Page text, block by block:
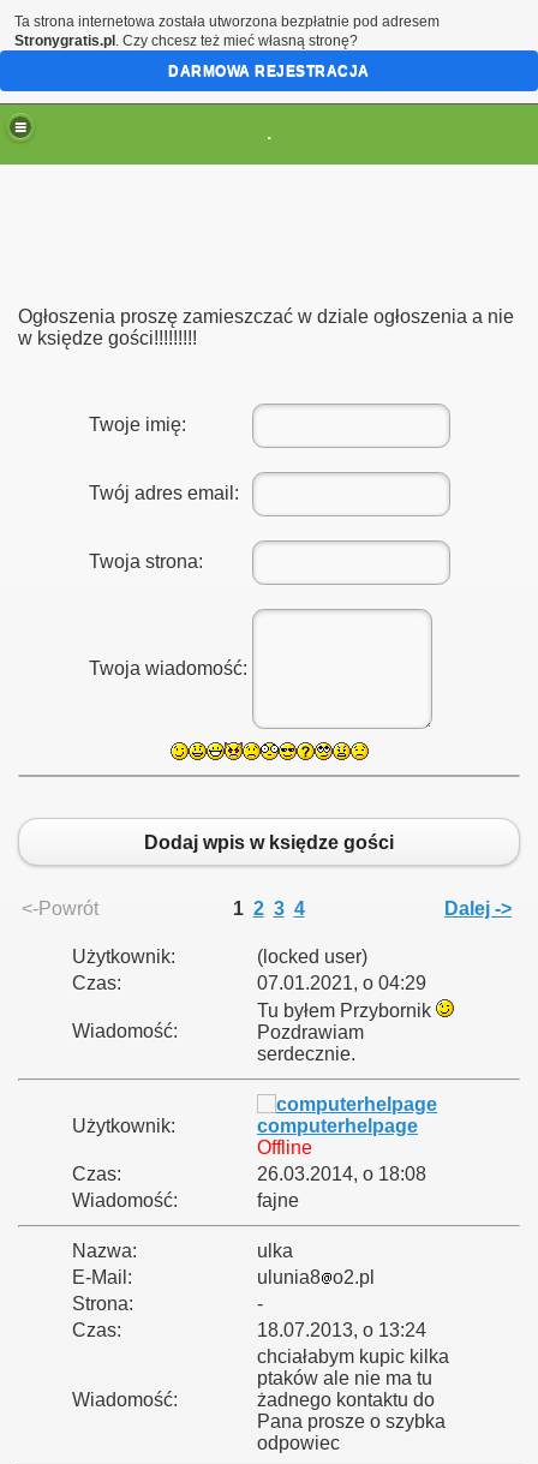
.
Ogłoszenia proszę zamieszczać w dziale ogłoszenia a nie
w księdze gości!!!!!!!!!
Twoje imię:
Twój adres email:
Twoja strona:
Twoja wiadomość:
Dodaj wpis w księdze gości
<-Powrót 1 2 3 4 Dalej ->
Użytkownik:
(locked user)
Czas:
07.01.2021, o 04:29
Wiadomość:
Tu byłem Przybornik
Pozdrawiam
serdecznie.
Użytkownik:
computerhelpage
Offline
Czas:
26.03.2014, o 18:08
Wiadomość:
fajne
Nazwa:
ulka
E-Mail:
ulunia8 o2.pl
Strona:
-
Czas:
18.07.2013, o 13:24
Wiadomość:
chciałabym kupic kilka
ptaków ale nie ma tu
żadnego kontaktu do
Pana prosze o szybka
odpowiec
Ta strona internetowa została utworzona bezpłatnie pod adresem
Stronygratis.pl . Czy chcesz też mieć własną stronę?
DARMOWA REJESTRACJA